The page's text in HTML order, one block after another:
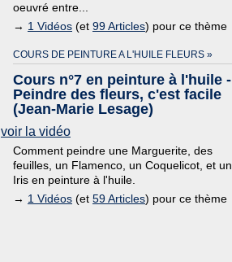
oeuvré entre...
→ 1 Vidéos (et 99 Articles) pour ce thème
COURS DE PEINTURE A L'HUILE FLEURS »
Cours n°7 en peinture à l'huile -
Peindre des fleurs, c'est facile
(Jean-Marie Lesage)
voir la vidéo
Comment peindre une Marguerite, des
feuilles, un Flamenco, un Coquelicot, et un
Iris en peinture à l'huile.
→ 1 Vidéos (et 59 Articles) pour ce thème